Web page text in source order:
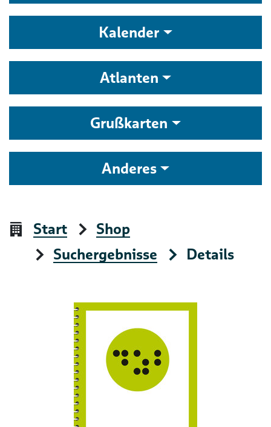
Kalender
Atlanten
Grußkarten
Anderes
Start
Shop
Suchergebnisse
Details